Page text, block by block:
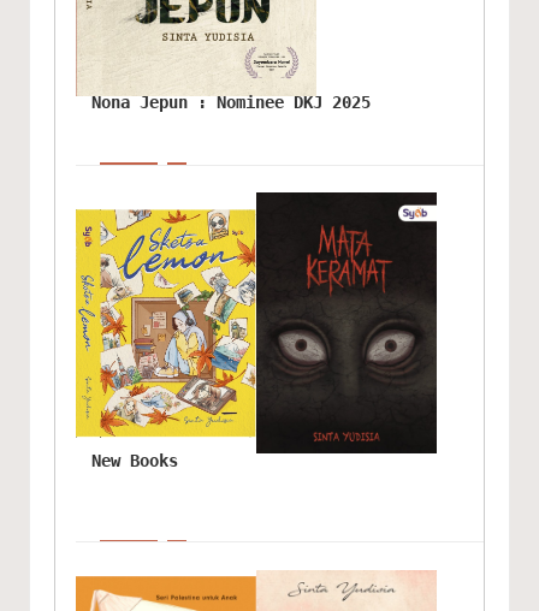
Nona Jepun : Nominee DKJ 2025
New Books